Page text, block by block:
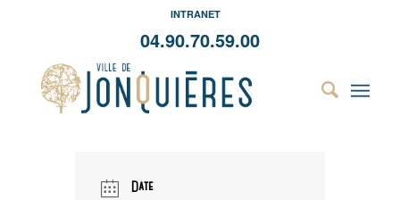
INTRANET
04.90.70.59.00
Date